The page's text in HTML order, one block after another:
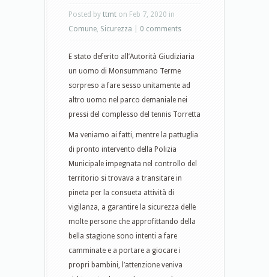
Posted by ttmt on Feb 7, 2020 in
Comune, Sicurezza 0 comments
E stato deferito all’Autorità Giudiziaria
un uomo di Monsummano Terme
sorpreso a fare sesso unitamente ad
altro uomo nel parco demaniale nei
pressi del complesso del tennis Torretta
Ma veniamo ai fatti, mentre la pattuglia
di pronto intervento della Polizia
Municipale impegnata nel controllo del
territorio si trovava a transitare in
pineta per la consueta attività di
vigilanza, a garantire la sicurezza delle
molte persone che approfittando della
bella stagione sono intenti a fare
camminate e a portare a giocare i
propri bambini, l’attenzione veniva